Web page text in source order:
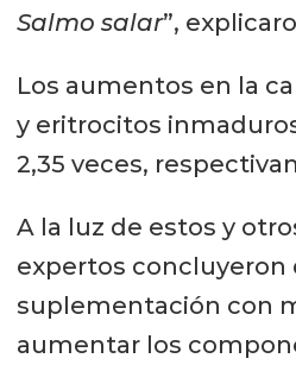
Salmo salar”,
Los aumentos en la
y eritrocitos
2,35 veces,
A la luz de estos y
expertos concluyeron
suplementación con
aumentar los